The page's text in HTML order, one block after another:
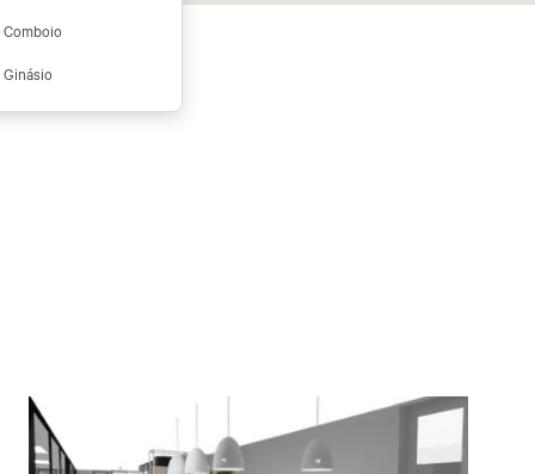
Comboio
Ginásio